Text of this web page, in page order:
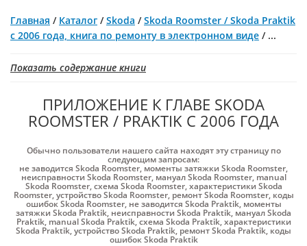
Главная / Каталог /Skoda /Skoda Roomster / Skoda Praktik
с 2006 года, книга по ремонту в электронном виде / ...
Показать содержание книги
ПРИЛОЖЕНИЕ К ГЛАВЕ SKODA
ROOMSTER / PRAKTIK С 2006 ГОДА
Обычно пользователи нашего сайта находят эту страницу по
следующим запросам:
не заводится Skoda Roomster, моменты затяжки Skoda Roomster,
неисправности Skoda Roomster, мануал Skoda Roomster, manual
Skoda Roomster,схема Skoda Roomster,характеристики Skoda
Roomster,устройство Skoda Roomster, ремонт Skoda Roomster, коды
ошибок Skoda Roomster, не заводится Skoda Praktik, моменты
затяжки Skoda Praktik, неисправности Skoda Praktik, мануал Skoda
Praktik, manual Skoda Praktik,схема Skoda Praktik,характеристики
Skoda Praktik,устройство Skoda Praktik, ремонт Skoda Praktik, коды
ошибок Skoda Praktik